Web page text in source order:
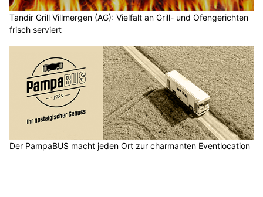
Tandir Grill Villmergen (AG): Vielfalt an Grill- und Ofengerichten
frisch serviert
Der PampaBUS macht jeden Ort zur charmanten Eventlocation